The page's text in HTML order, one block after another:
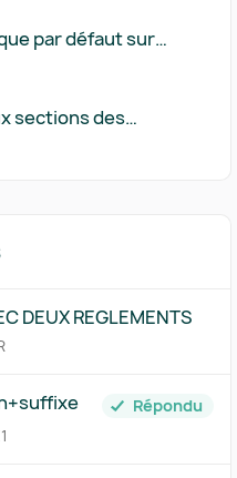
par défaut sur
sections des
DEUX REGLEMENTS
Répondu